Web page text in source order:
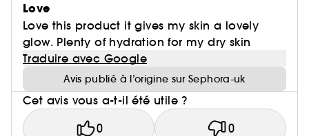
Love
Love this product it gives my skin a lovely
glow. Plenty of hydration for my dry skin
Traduire avec Google
Avis publié à l’origine sur Sephora-uk
Cet avis vous a-t-il été utile ?
0 0